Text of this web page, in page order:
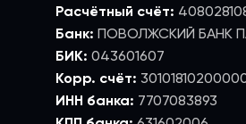
Расчётный счёт:
Банк: ПОВОЛЖСКИЙ БАНК
БИК: 043601607
Корр. счёт:
ИНН банка: 7707083893